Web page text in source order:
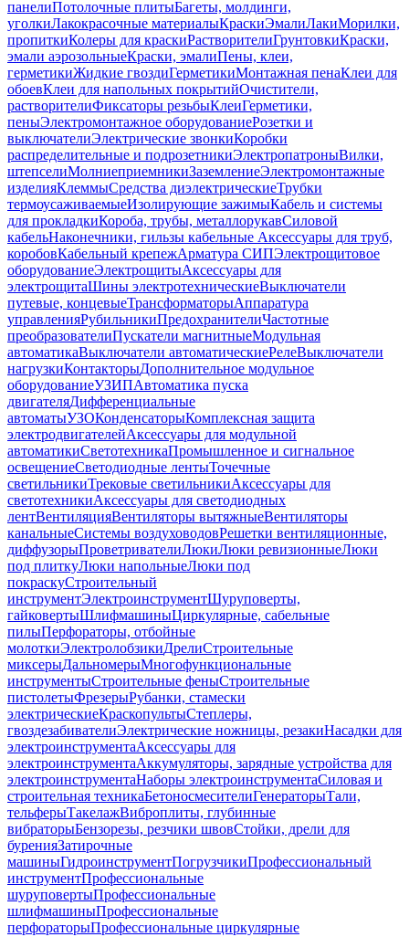
панелиПотолочные плитыБагеты, молдинги,
уголкиЛакокрасочные материалыКраскиЭмалиЛакиМорилки,
пропиткиКолеры для краскиРастворителиГрунтовкиКраски,
эмали аэрозольныеКраски, эмалиПены, клеи,
герметикиЖидкие гвоздиГерметикиМонтажная пенаКлеи для
обоевКлеи для напольных покрытийОчистители,
растворителиФиксаторы резьбыКлеиГерметики,
пеныЭлектромонтажное оборудованиеРозетки и
выключателиЭлектрические звонкиКоробки
распределительные и подрозетникиЭлектропатроныВилки,
штепселиМолниеприемникиЗаземлениеЭлектромонтажные
изделияКлеммыСредства диэлектрическиеТрубки
термоусаживаемыеИзолирующие зажимыКабель и системы
для прокладкиКороба, трубы, металлорукавСиловой
кабельНаконечники, гильзы кабельные Аксессуары для труб,
коробовКабельный крепежАрматура СИПЭлектрощитовое
оборудованиеЭлектрощитыАксессуары для
электрощитаШины электротехническиеВыключатели
путевые, концевыеТрансформаторыАппаратура
управленияРубильникиПредохранителиЧастотные
преобразователиПускатели магнитныеМодульная
автоматикаВыключатели автоматическиеРелеВыключатели
нагрузкиКонтакторыДополнительное модульное
оборудованиеУЗИПАвтоматика пуска
двигателяДифференциальные
автоматыУЗОКонденсаторыКомплексная защита
электродвигателейАксессуары для модульной
автоматикиСветотехникаПромышленное и сигнальное
освещениеСветодиодные лентыТочечные
светильникиТрековые светильникиАксессуары для
светотехникиАксессуары для светодиодных
лентВентиляцияВентиляторы вытяжныеВентиляторы
канальныеСистемы воздуховодовРешетки вентиляционные,
диффузорыПроветривателиЛюкиЛюки ревизионныеЛюки
под плиткуЛюки напольныеЛюки под
покраскуСтроительный
инструментЭлектроинструментШуруповерты,
гайковертыШлифмашиныЦиркулярные, сабельные
пилыПерфораторы, отбойные
молоткиЭлектролобзикиДрелиСтроительные
миксерыДальномерыМногофункциональные
инструментыСтроительные феныСтроительные
пистолетыФрезерыРубанки, стамески
электрическиеКраскопультыСтеплеры,
гвоздезабивателиЭлектрические ножницы, резакиНасадки для
электроинструментаАксессуары для
электроинструментаАккумуляторы, зарядные устройства для
электроинструментаНаборы электроинструментаСиловая и
строительная техникаБетоносмесителиГенераторыТали,
тельферыТакелажВиброплиты, глубинные
вибраторыБензорезы, резчики швовСтойки, дрели для
буренияЗатирочные
машиныГидроинструментПогрузчикиПрофессиональный
инструментПрофессиональные
шуруповертыПрофессиональные
шлифмашиныПрофессиональные
перфораторыПрофессиональные циркулярные